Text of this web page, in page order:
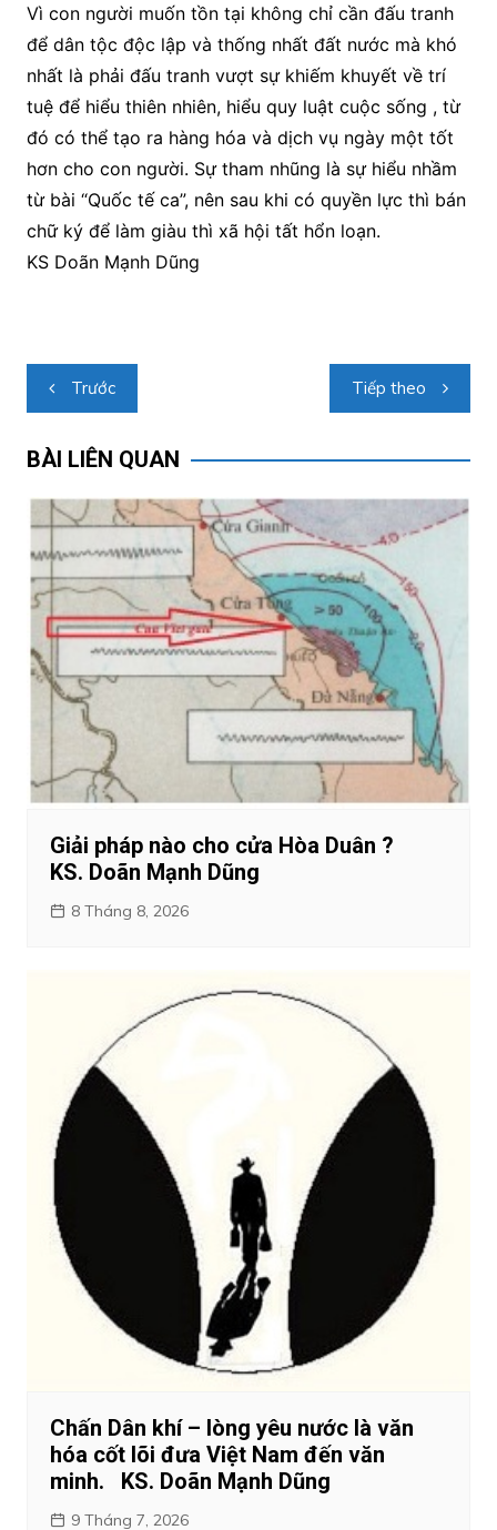
Vì con người muốn tồn tại không chỉ cần đấu tranh
để dân tộc độc lập và thống nhất đất nước mà khó
nhất là phải đấu tranh vượt sự khiếm khuyết về trí
tuệ để hiểu thiên nhiên, hiểu quy luật cuộc sống , từ
đó có thể tạo ra hàng hóa và dịch vụ ngày một tốt
hơn cho con người. Sự tham nhũng là sự hiểu nhầm
từ bài “Quốc tế ca”, nên sau khi có quyền lực thì bán
chữ ký để làm giàu thì xã hội tất hổn loạn.
KS Doãn Mạnh Dũng
Điều
hướng
bài
Trước Tiếp theo
BÀI LIÊN QUAN
Giải pháp nào cho cửa Hòa Duân ?
KS. Doãn Mạnh Dũng
8 Tháng 8, 2026
Chấn Dân khí – lòng yêu nước là văn
hóa cốt lõi đưa Việt Nam đến văn
minh. KS. Doãn Mạnh Dũng
9 Tháng 7, 2026